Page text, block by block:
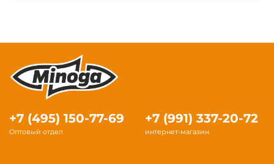
+7 (495) 150-77-69
Оптовый отдел
+7 (991) 337-20-72
интернет-магазин